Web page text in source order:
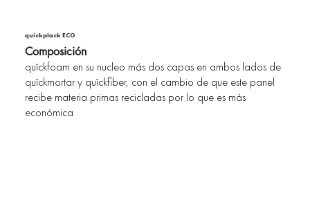
quickplack ECO
Composición
quîckfoam en su nucleo más dos capas en ambos lados de
quîckmortar y quîckfiber, con el cambio de que este panel
recibe materia primas recicladas por lo que es más
económica